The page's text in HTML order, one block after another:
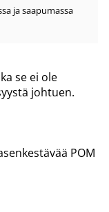
ja saapumassa
se ei ole
johtuen.
POM